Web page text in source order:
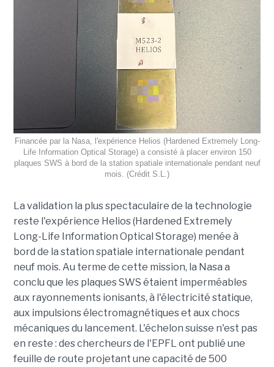
Financée par la Nasa, l'expérience Helios (Hardened Extremely Long-
Life Information Optical Storage) a consisté à placer environ 150
plaques SWS à bord de la station spatiale internationale pendant neuf
mois. (Crédit S.L.)
La validation la plus spectaculaire de la technologie
reste l'expérience Helios (Hardened Extremely
Long-Life Information Optical Storage) menée à
bord de la station spatiale internationale pendant
neuf mois. Au terme de cette mission, la Nasa a
conclu que les plaques SWS étaient imperméables
aux rayonnements ionisants, à l'électricité statique,
aux impulsions électromagnétiques et aux chocs
mécaniques du lancement. L'échelon suisse n'est pas
en reste : des chercheurs de l'EPFL ont publié une
feuille de route projetant une capacité de 500